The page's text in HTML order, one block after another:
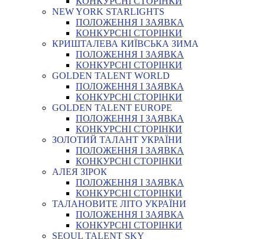
NEW YORK STARLIGHTS
ПОЛОЖЕННЯ І ЗАЯВКА
КОНКУРСНІ СТОРІНКИ
КРИШТАЛЕВА КИЇВСЬКА ЗИМА
ПОЛОЖЕННЯ І ЗАЯВКА
КОНКУРСНІ СТОРІНКИ
GOLDEN TALENT WORLD
ПОЛОЖЕННЯ І ЗАЯВКА
КОНКУРСНІ СТОРІНКИ
GOLDEN TALENT EUROPE
ПОЛОЖЕННЯ І ЗАЯВКА
КОНКУРСНІ СТОРІНКИ
ЗОЛОТИЙ ТАЛАНТ УКРАЇНИ
ПОЛОЖЕННЯ І ЗАЯВКА
КОНКУРСНІ СТОРІНКИ
АЛЕЯ ЗІРОК
ПОЛОЖЕННЯ І ЗАЯВКА
КОНКУРСНІ СТОРІНКИ
ТАЛАНОВИТЕ ЛІТО УКРАЇНИ
ПОЛОЖЕННЯ І ЗАЯВКА
КОНКУРСНІ СТОРІНКИ
SEOUL TALENT SKY